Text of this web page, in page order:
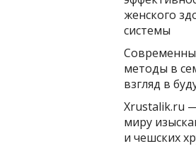
женского
системы
методы в
взгляд в
Xrustalik.ru
миру
и чешских